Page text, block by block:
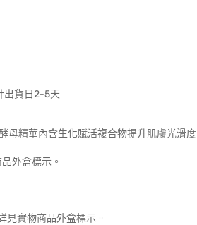
出貨日2-5天
母精華內含生化賦活複合物提升肌膚光滑度
外盒標示。
見實物商品外盒標示。